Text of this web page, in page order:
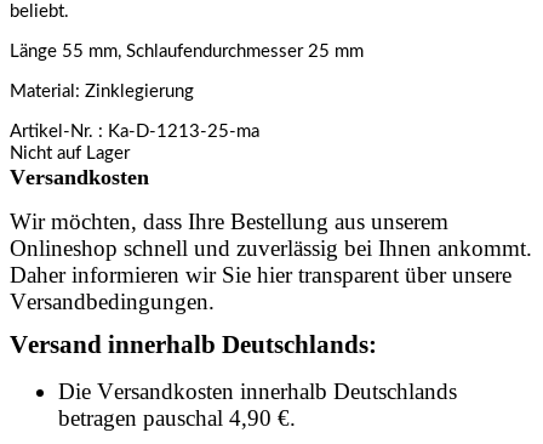
beliebt.
Länge 55 mm, Schlaufendurchmesser 25 mm
Material: Zinklegierung
Artikel-Nr. : Ka-D-1213-25-ma
Nicht auf Lager
Versandkosten
Wir möchten, dass Ihre Bestellung aus unserem
Onlineshop schnell und zuverlässig bei Ihnen ankommt.
Daher informieren wir Sie hier transparent über unsere
Versandbedingungen.
Versand innerhalb Deutschlands:
Die Versandkosten innerhalb Deutschlands
betragen pauschal 4,90 €.